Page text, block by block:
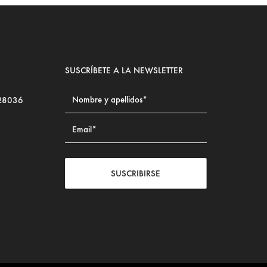
SUSCRÍBETE A LA NEWSLETTER
SUSCRIBIRSE